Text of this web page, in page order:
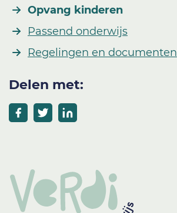
Opvang kinderen
Passend onderwijs
Regelingen en documenten
Delen met: